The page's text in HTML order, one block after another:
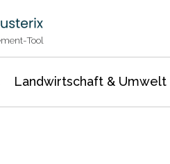
Tool
Landwirtschaft & Umwelt